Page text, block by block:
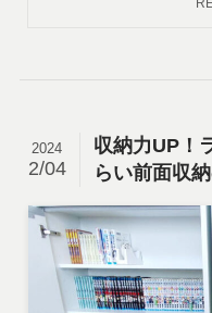
収納力UP！
らい前面収
2024
2/04